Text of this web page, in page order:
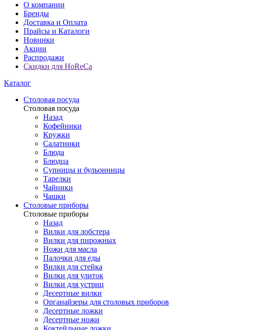
О компании
Бренды
Доставка и Оплата
Прайсы и Каталоги
Новинки
Акции
Распродажи
Скидки для HoReCa
Каталог
Столовая посуда
Столовая посуда
Назад
Кофейники
Кружки
Салатники
Блюда
Блюдца
Супницы и бульонницы
Тарелки
Чайники
Чашки
Cтоловые приборы
Cтоловые приборы
Назад
Вилки для лобстера
Вилки для пирожных
Ножи для масла
Палочки для еды
Вилки для стейка
Вилки для улиток
Вилки для устриц
Десертные вилки
Органайзеры для столовых приборов
Десертные ложки
Десертные ножи
Коктейльные ложки